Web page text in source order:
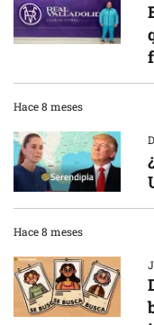
Hace 8 meses
Hace 8 meses